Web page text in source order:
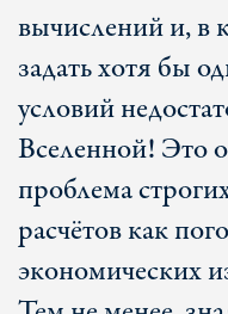
вычислений и, в
задать хотя бы
условий
Вселенной! Это
проблема
расчётов как
экономических